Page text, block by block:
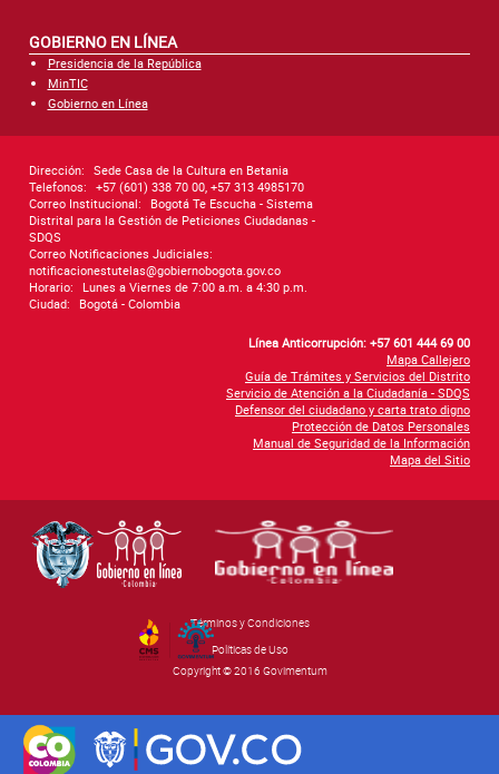
GOBIERNO EN LÍNEA
Presidencia de la República
MinTIC
Gobierno en Línea
Dirección: Sede Casa de la Cultura en Betania
Telefonos: +57 (601) 338 70 00, +57 313 4985170
Correo Institucional:
Bogotá Te Escucha - Sistema
Distrital para la Gestión de Peticiones Ciudadanas -
SDQS
Correo Notificaciones Judiciales:
notificacionestutelas@gobiernobogota.gov.co
Horario:
Lunes a Viernes de 7:00 a.m. a 4:30 p.m.
Ciudad:
Bogotá - Colombia
Línea Anticorrupción: +57 601 444 69 00
Mapa Callejero
Guía de Trámites y Servicios del Distrito
Servicio de Atención a la Ciudadanía - SDQS
Defensor del ciudadano y carta trato digno
Protección de Datos Personales
Manual de Seguridad de la Información
Mapa del Sitio
Términos y Condiciones
Políticas de Uso
Copyright © 2016 Govimentum
By Govimentum